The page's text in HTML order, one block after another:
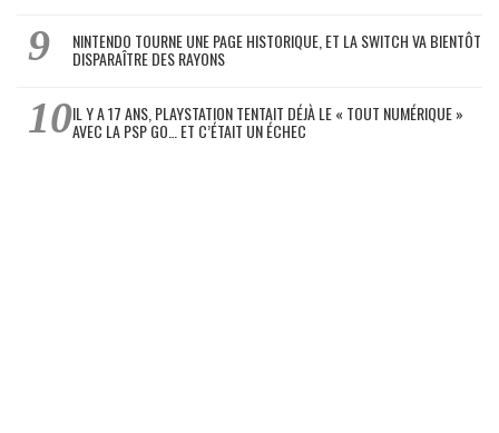
NINTENDO TOURNE UNE PAGE HISTORIQUE, ET LA SWITCH VA BIENTÔT
DISPARAÎTRE DES RAYONS
IL Y A 17 ANS, PLAYSTATION TENTAIT DÉJÀ LE « TOUT NUMÉRIQUE »
AVEC LA PSP GO… ET C’ÉTAIT UN ÉCHEC